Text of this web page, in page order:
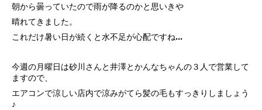
朝から曇っていたので雨が降るのかと思いきや
晴れてきました。
これだけ暑い日が続くと水不足が心配ですね…
今週の月曜日は砂川さんと井澤とかんなちゃんの３人で営業して
ますので、
エアコンで涼しい店内で涼みがてら髪の毛もすっきりしましょう
♪